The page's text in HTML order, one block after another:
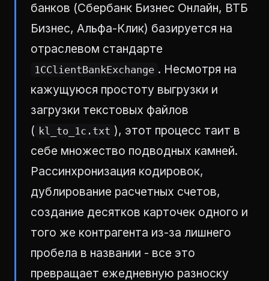
банков (Сбербанк Бизнес Онлайн, ВТБ
Бизнес, Альфа-Клик) базируется на
отраслевом стандарте
1CClientBankExchange . Несмотря на
кажущуюся простоту выгрузки и
загрузки текстовых файлов
( kl_to_1c.txt ), этот процесс таит в
себе множество подводных камней.
Рассинхронизация кодировок,
дублирование расчетных счетов,
создание десятков карточек одного и
того же контрагента из-за лишнего
пробела в названии - все это
превращает ежедневную разноску